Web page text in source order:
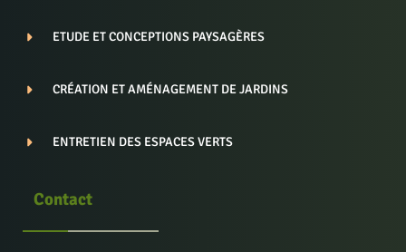
ETUDE ET CONCEPTIONS PAYSAGÈRES
CRÉATION ET AMÉNAGEMENT DE JARDINS
ENTRETIEN DES ESPACES VERTS
Contact